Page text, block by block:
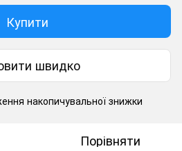
Купити
швидко
накопичувальної знижки
Порівняти